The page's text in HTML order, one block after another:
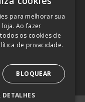
13213-090
MAIS)
para melhorar sua
Ao fazer
os cookies de
de privacidade.
BLOQUEAR
DETALHES